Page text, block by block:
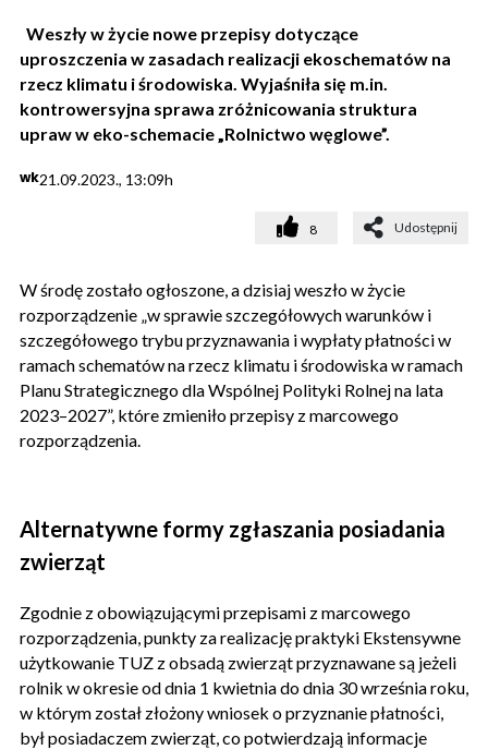
Weszły w życie nowe przepisy dotyczące
uproszczenia w zasadach realizacji ekoschematów na
rzecz klimatu i środowiska. Wyjaśniła się m.in.
kontrowersyjna sprawa zróżnicowania struktura
upraw w eko-schemacie „Rolnictwo węglowe”.
wk21.09.2023., 13:09h
8 Udostępnij
W środę zostało ogłoszone, a dzisiaj weszło w życie
rozporządzenie „w sprawie szczegółowych warunków i
szczegółowego trybu przyznawania i wypłaty płatności w
ramach schematów na rzecz klimatu i środowiska w ramach
Planu Strategicznego dla Wspólnej Polityki Rolnej na lata
2023–2027”, które zmieniło przepisy z marcowego
rozporządzenia.
Alternatywne formy zgłaszania posiadania
zwierząt
Zgodnie z obowiązującymi przepisami z marcowego
rozporządzenia, punkty za realizację praktyki Ekstensywne
użytkowanie TUZ z obsadą zwierząt przyznawane są jeżeli
rolnik w okresie od dnia 1 kwietnia do dnia 30 września roku,
w którym został złożony wniosek o przyznanie płatności,
był posiadaczem zwierząt, co potwierdzają informacje